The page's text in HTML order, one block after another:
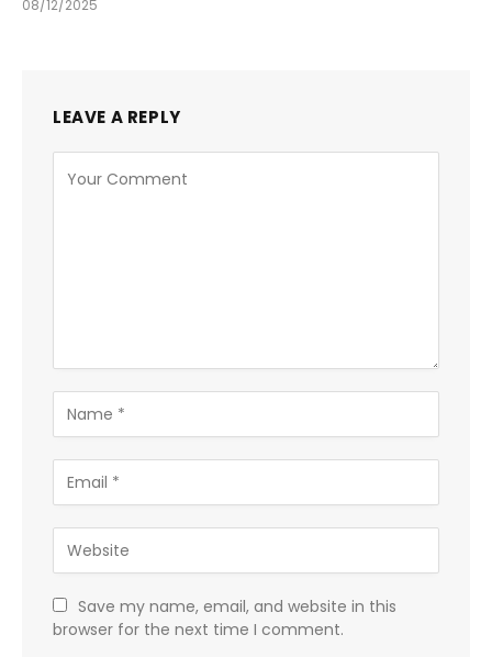
08/12/2025
LEAVE A REPLY
Save my name, email, and website in this
browser for the next time I comment.